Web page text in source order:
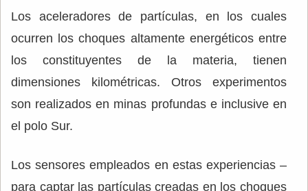
Los aceleradores de partículas, en los cuales
ocurren los choques altamente energéticos entre
los constituyentes de la materia, tienen
dimensiones kilométricas. Otros experimentos
son realizados en minas profundas e inclusive en
el polo Sur.
Los sensores empleados en estas experiencias –
para captar las partículas creadas en los choques